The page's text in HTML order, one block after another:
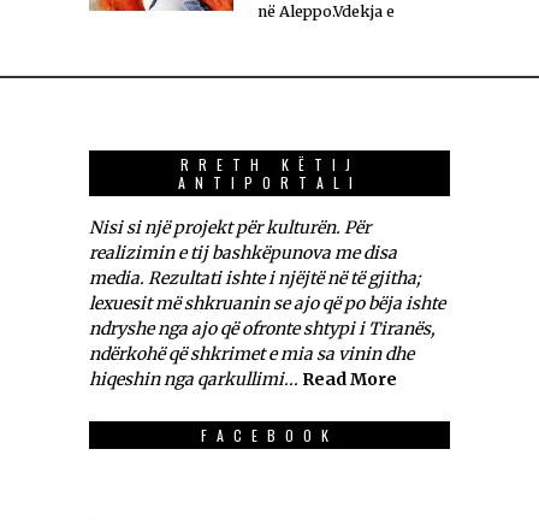
në Aleppo.Vdekja e
RRETH KËTIJ
ANTIPORTALI
Nisi si një projekt për kulturën. Për
realizimin e tij bashkëpunova me disa
media. Rezultati ishte i njëjtë në të gjitha;
lexuesit më shkruanin se ajo që po bëja ishte
ndryshe nga ajo që ofronte shtypi i Tiranës,
ndërkohë që shkrimet e mia sa vinin dhe
hiqeshin nga qarkullimi... Read More
FACEBOOK